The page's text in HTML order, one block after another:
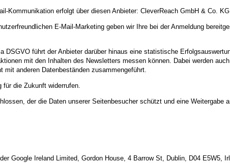
Kommunikation erfolgt über diesen Anbieter: CleverReach GmbH & Co.
E-Mail-Marketing geben wir Ihre bei der Anmeldung
führt der Anbieter darüber hinaus eine statistische
mit den Inhalten des Newsletters messen können. Dabei werden
anderen Datenbeständen zusammengeführt.
die Zukunft widerrufen.
der die Daten unserer Seitenbesucher schützt und eine Weitergabe
Google Ireland Limited, Gordon House, 4 Barrow St, Dublin, D04 E5W5,